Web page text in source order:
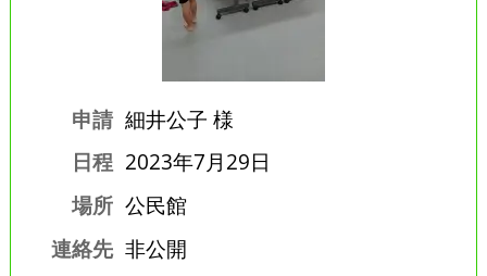
申請 細井公子 様
日程 2023年7月29日
場所 公民館
連絡先 非公開